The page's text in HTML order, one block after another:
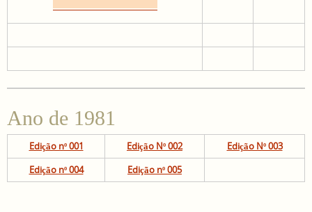
Ano de 1981
Edição nº 001 Edição Nº 002
Edição Nº 003
Edição nº 004
Edição nº 005